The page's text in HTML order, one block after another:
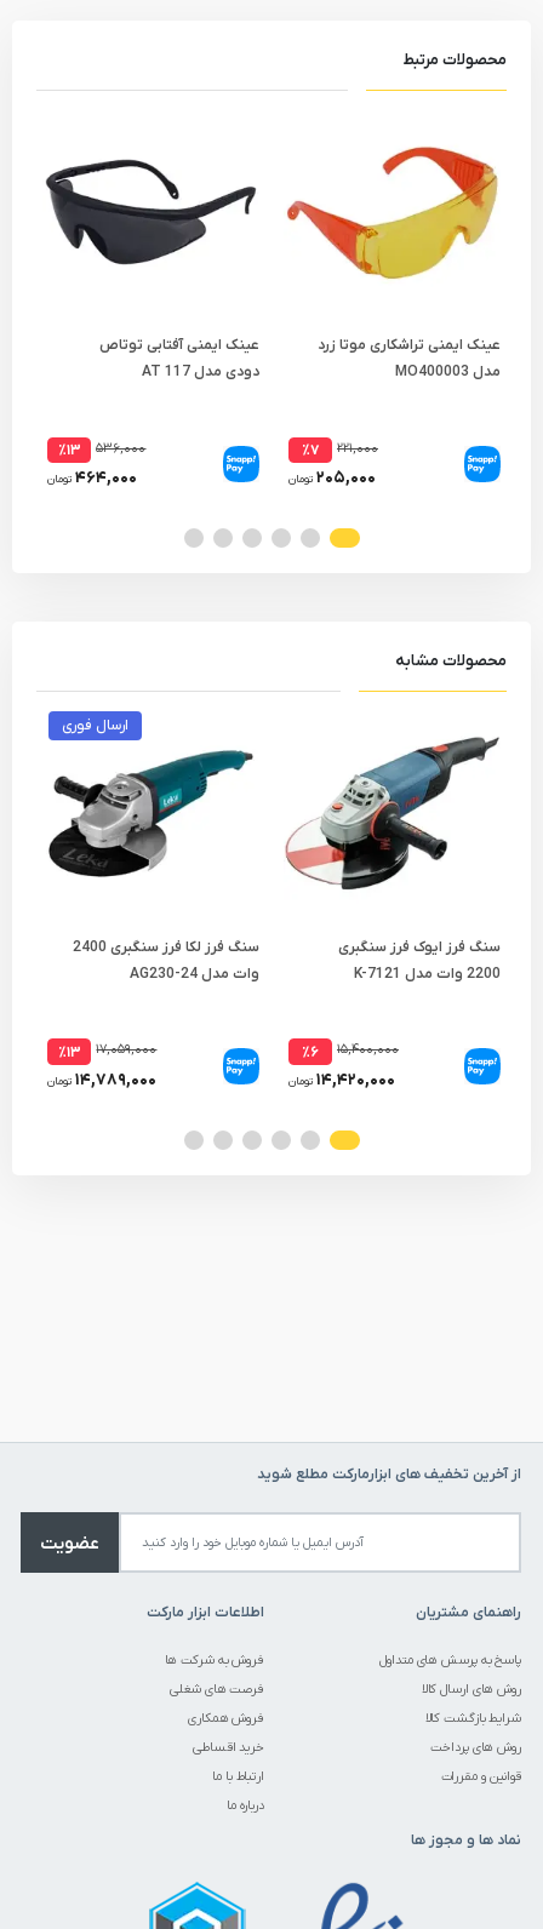
محصولات مرتبط
عینک ایمنی تراشکاری موتا زرد
مدل MO400003
۲۲۱,۰۰۰ ٪۷
۲۰۵,۰۰۰ تومان
عینک ایمنی آفتابی توتاص
دودی مدل AT 117
۵۳۶,۰۰۰ ٪۱۳
۴۶۴,۰۰۰ تومان
محصولات مشابه
سنگ فرز ایوک فرز سنگبری
2200 وات مدل K-7121
۱۵,۴۰۰,۰۰۰ ٪۶
۱۴,۴۲۰,۰۰۰ تومان
ارسال فوری
سنگ فرز لکا فرز سنگبری 2400
وات مدل AG230-24
۱۷,۰۵۹,۰۰۰ ٪۱۳
۱۴,۷۸۹,۰۰۰ تومان
از آخرین تخفیف های ابزارمارکت مطلع شوید
عضویت
راهنمای مشتریان
پاسخ به پرسش های متداول
روش های ارسال کالا
شرایط بازگشت کالا
روش های پرداخت
قوانین و مقررات
اطلاعات ابزار مارکت
فروش به شرکت ها
فرصت های شغلی
فروش همکاری
خرید اقساطی
ارتباط با ما
درباره ما
نماد ها و مجوز ها